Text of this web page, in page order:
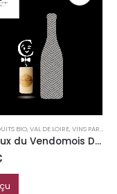
BIO,VAL DE LOIRE,VINS PAR RÉGION
Côteaux du Vendomois Domaine Patrice Colin “Gris Bodin” Bio